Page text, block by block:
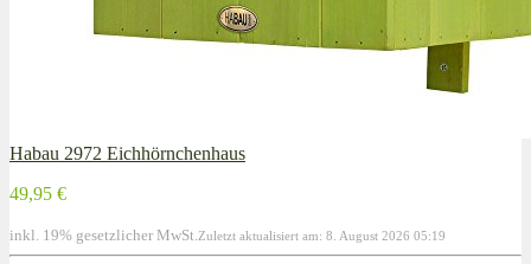
Habau 2972 Eichhörnchenhaus
49,95 €
inkl. 19% gesetzlicher MwSt. Zuletzt aktualisiert am: 8. August 2026 05:19